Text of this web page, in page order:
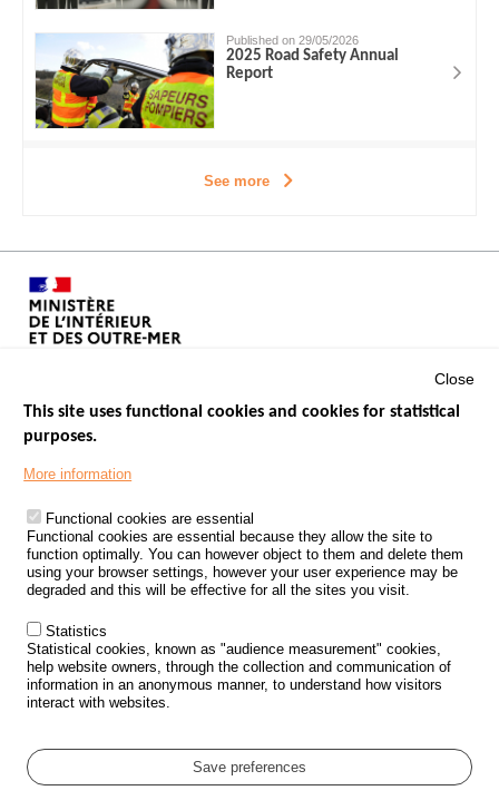
Published on 29/05/2026
2025 Road Safety Annual
Report
See more
Footer
PROCESSING OF PERSONAL DATA FROM ROAD ACCIDENTS
KNOWLEDGE CENTRE
CALL FOR RESEARCH PROJECTS
ROAD SAFETY POLICY
Outils
EVENTS
GLOSSARY
Cookie settings
Close
This site uses functional cookies and cookies for statistical
purposes.
More information
Functional cookies are essential
Functional cookies are essential because they allow the site to
function optimally. You can however object to them and delete them
using your browser settings, however your user experience may be
degraded and this will be effective for all the sites you visit.
Statistics
Statistical cookies, known as "audience measurement" cookies,
help website owners, through the collection and communication of
information in an anonymous manner, to understand how visitors
interact with websites.
Save preferences